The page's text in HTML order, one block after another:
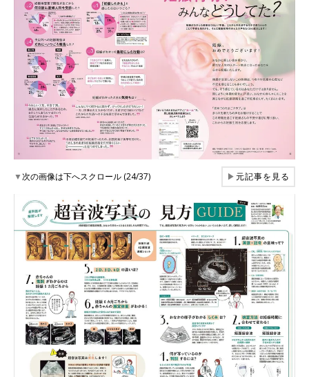
▼次の画像は下へスクロール (24/37) ▶元記事を見る